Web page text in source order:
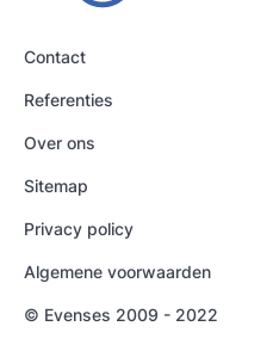
Contact
Referenties
Over ons
Sitemap
Privacy policy
Algemene voorwaarden
© Evenses 2009 - 2022